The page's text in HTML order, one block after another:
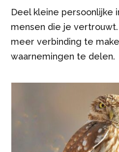
Deel kleine persoonlijke
mensen die je
meer verbinding te
waarnemingen te delen.